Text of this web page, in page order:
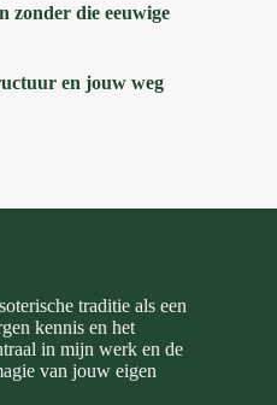
zonder die eeuwige
en jouw weg
traditie als een
kennis en het
in mijn werk en de
van jouw eigen